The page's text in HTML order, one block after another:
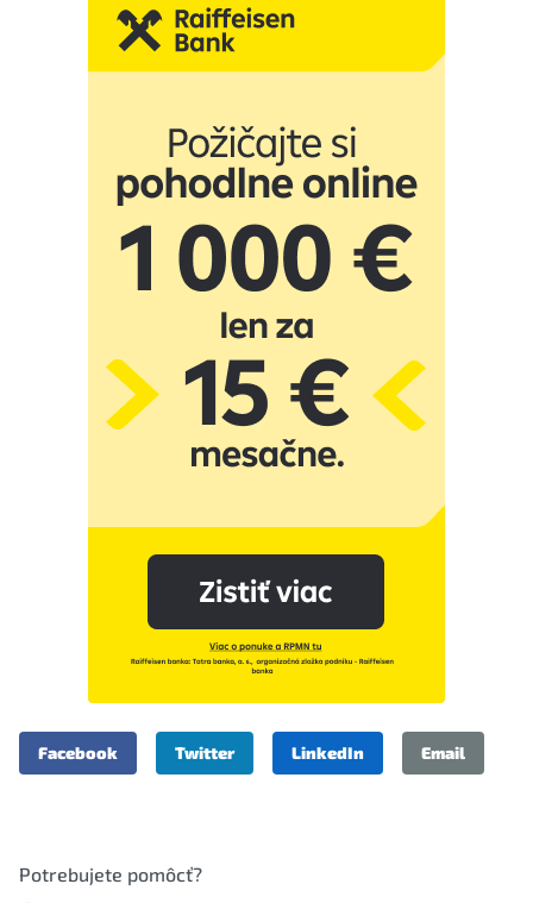
Facebook Twitter LinkedIn Email
Potrebujete pomôcť?